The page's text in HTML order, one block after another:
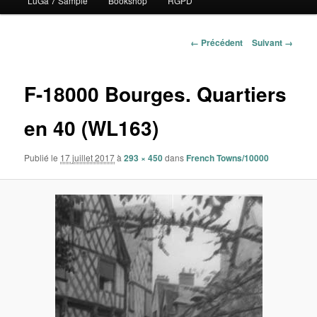
contenu
Navigation
← Précédent Suivant →
F-18000 Bourges. Quartiers
en 40 (WL163)
Publié le 17 juillet 2017à293 × 450dans French Towns/10000